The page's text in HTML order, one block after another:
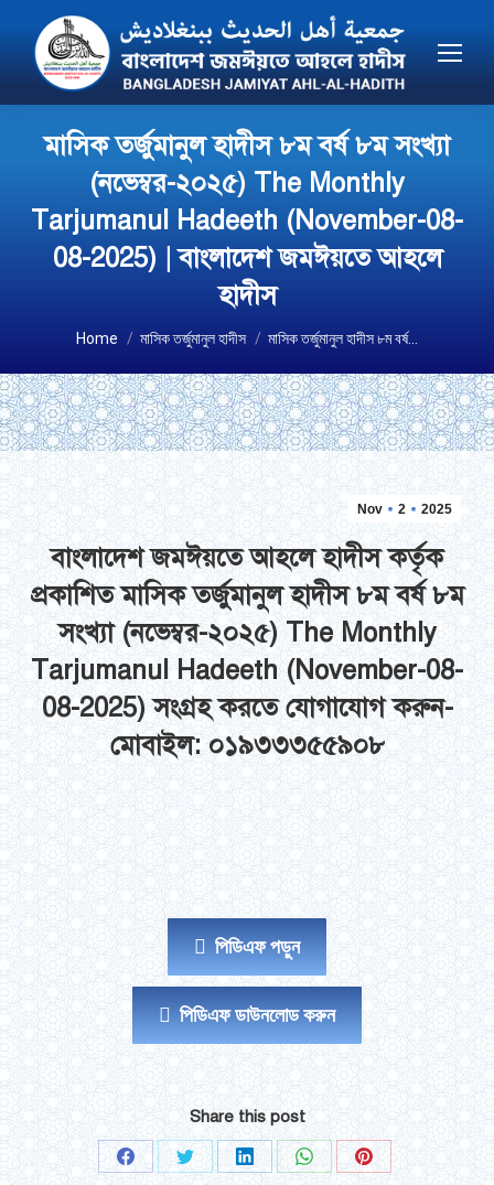
মাসিক তর্জুমানুল হাদীস ৮ম বর্ষ ৮ম সংখ্যা
(নভেম্বর-২০২৫) The Monthly
Tarjumanul Hadeeth (November-08-
08-2025) | বাংলাদেশ জমঈয়তে আহলে
হাদীস
You are here:
Home মাসিক তর্জুমানুল হাদীস মাসিক তর্জুমানুল হাদীস ৮ম বর্ষ…
Nov 2 2025
বাংলাদেশ জমঈয়তে আহলে হাদীস কর্তৃক
প্রকাশিত মাসিক তর্জুমানুল হাদীস ৮ম বর্ষ ৮ম
সংখ্যা (নভেম্বর-২০২৫) The Monthly
Tarjumanul Hadeeth (November-08-
08-2025) সংগ্রহ করতে যোগাযোগ করুন-
মোবাইল: ০১৯৩৩৩৫৫৯০৮
পিডিএফ পড়ুন
পিডিএফ ডাউনলোড করুন
Share this post
Share Share Share Share Share